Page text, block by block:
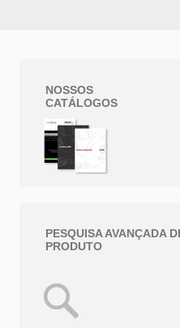
NOSSOS
CATÁLOGOS
PESQUISA AVANÇADA
PRODUTO